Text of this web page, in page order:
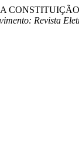
Revista